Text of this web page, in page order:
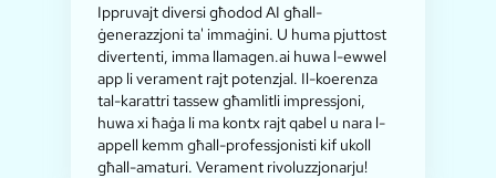
Ippruvajt diversi għodod AI għall-
ġenerazzjoni ta' immaġini. U huma pjuttost
divertenti, imma llamagen.ai huwa l-ewwel
app li verament rajt potenzjal. Il-koerenza
tal-karattri tassew għamlitli impressjoni,
huwa xi ħaġa li ma kontx rajt qabel u nara l-
appell kemm għall-professjonisti kif ukoll
għall-amaturi. Verament rivoluzzjonarju!